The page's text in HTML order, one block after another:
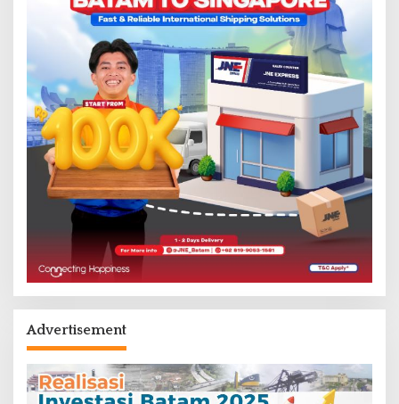
Advertisement